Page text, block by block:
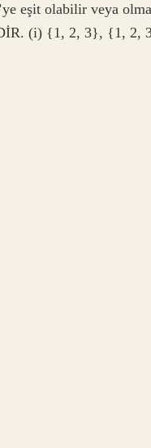
eşit olabilir veya
(i) {1, 2, 3}, {1, 2,